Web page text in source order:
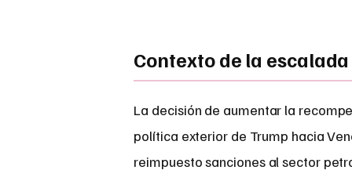
Contexto de la escalada
La decisión de aumentar la
política exterior de Trump hacia
reimpuesto sanciones al sector